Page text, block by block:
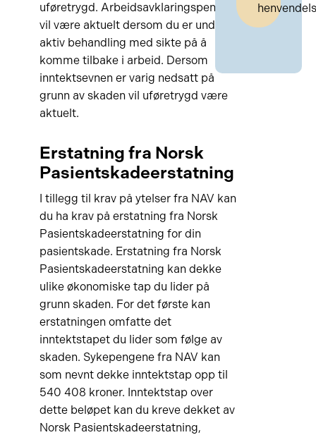
uføretrygd. Arbeidsavklaringspenger
vil være aktuelt dersom du er under
aktiv behandling med sikte på å
komme tilbake i arbeid. Dersom
inntektsevnen er varig nedsatt på
grunn av skaden vil uføretrygd være
aktuelt.
Erstatning fra Norsk
Pasientskadeerstatning
I tillegg til krav på ytelser fra NAV kan
du ha krav på erstatning fra Norsk
Pasientskadeerstatning for din
pasientskade. Erstatning fra Norsk
Pasientskadeerstatning kan dekke
ulike økonomiske tap du lider på
grunn skaden. For det første kan
erstatningen omfatte det
inntektstapet du lider som følge av
skaden. Sykepengene fra NAV kan
som nevnt dekke inntektstap opp til
540 408 kroner. Inntektstap over
dette beløpet kan du kreve dekket av
Norsk Pasientskadeerstatning,